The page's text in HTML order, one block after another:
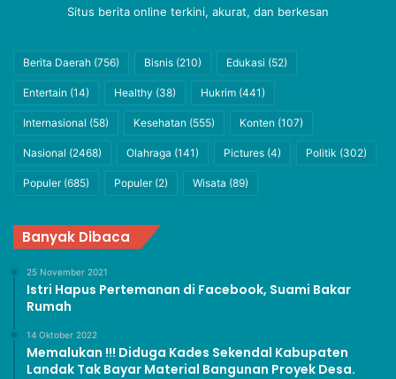
Situs berita online terkini, akurat, dan berkesan
Berita Daerah (756) Bisnis (210) Edukasi (52)
Entertain (14) Healthy (38) Hukrim (441)
Internasional (58) Kesehatan (555) Konten (107)
Nasional (2468) Olahraga (141) Pictures (4) Politik (302)
Populer(685) Populer(2) Wisata (89)
Banyak Dibaca
25 November 2021
Istri Hapus Pertemanan di Facebook, Suami Bakar
Rumah
14 Oktober 2022
Memalukan !!! Diduga Kades Sekendal Kabupaten
Landak Tak Bayar Material Bangunan Proyek Desa.